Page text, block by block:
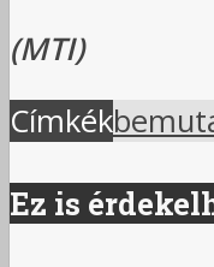
(MTI)
Címkék
Ez is